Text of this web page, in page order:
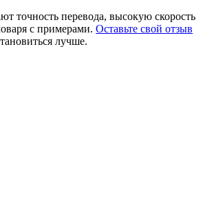
точность перевода, высокую скорость
с примерами. Оставьте свой отзыв
лучше.